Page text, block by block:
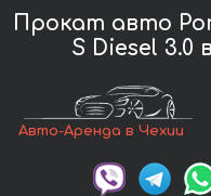
Прокат авто
S Diesel 3.0
Авто-Аренда в Чехии